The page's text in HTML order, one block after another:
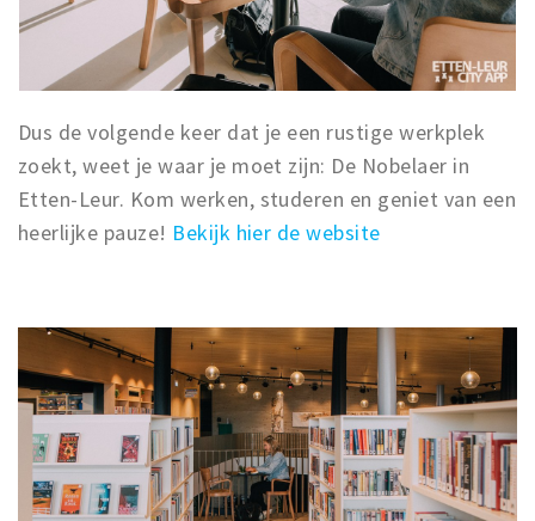
Dus de volgende keer dat je een rustige werkplek
zoekt, weet je waar je moet zijn: De Nobelaer in
Etten-Leur. Kom werken, studeren en geniet van een
heerlijke pauze! Bekijk hier de website